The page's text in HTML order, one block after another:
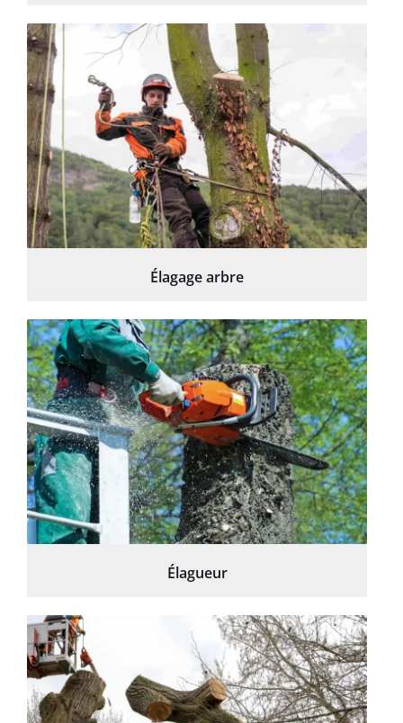
Élagage arbre
Élagueur